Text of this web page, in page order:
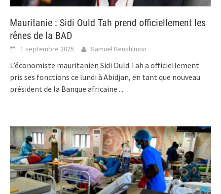
Mauritanie : Sidi Ould Tah prend officiellement les
rênes de la BAD
1 septembre 2025 Samuel Benshimon
L’économiste mauritanien Sidi Ould Tah a officiellement
pris ses fonctions ce lundi à Abidjan, en tant que nouveau
président de la Banque africaine ...